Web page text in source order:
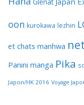
oon kurokawa lezhin
et chats manhwa
Panini manga Pika
Japon/HK 2016 Voyage